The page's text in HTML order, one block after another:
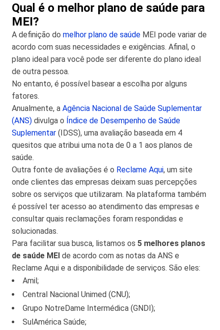
Qual é o melhor plano de saúde para
MEI?
A definição do melhor plano de saúde MEI pode variar de
acordo com suas necessidades e exigências. Afinal, o
plano ideal para você pode ser diferente do plano ideal
de outra pessoa.
No entanto, é possível basear a escolha por alguns
fatores.
Anualmente, a Agência Nacional de Saúde Suplementar
(ANS) divulga o Índice de Desempenho de Saúde
Suplementar (IDSS), uma avaliação baseada em 4
quesitos que atribui uma nota de 0 a 1 aos planos de
saúde.
Outra fonte de avaliações é o Reclame Aqui, um site
onde clientes das empresas deixam suas percepções
sobre os serviços que utilizaram. Na plataforma também
é possível ter acesso ao atendimento das empresas e
consultar quais reclamações foram respondidas e
solucionadas.
Para facilitar sua busca, listamos os 5 melhores planos
de saúde MEI de acordo com as notas da ANS e
Reclame Aqui e a disponibilidade de serviços. São eles:
Amil;
Central Nacional Unimed (CNU);
Grupo NotreDame Intermédica (GNDI);
SulAmérica Saúde;